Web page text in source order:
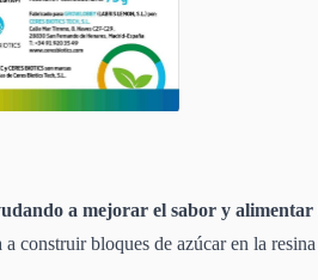
a mejorar el sabor y
bloques de azúcar en la